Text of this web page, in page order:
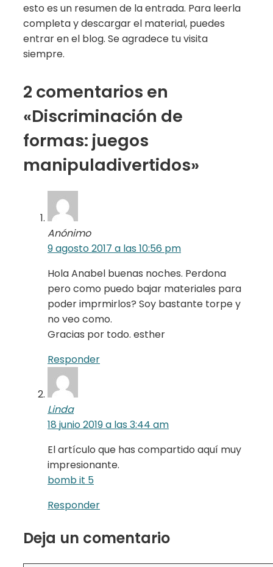
esto es un resumen de la entrada. Para leerla
completa y descargar el material, puedes
entrar en el blog. Se agradece tu visita
siempre.
2 comentarios en
«Discriminación de
formas: juegos
manipuladivertidos»
Anónimo
9 agosto 2017 a las 10:56 pm
Hola Anabel buenas noches. Perdona
pero como puedo bajar materiales para
poder imprmirlos? Soy bastante torpe y
no veo como.
Gracias por todo. esther
Responder
Linda
18 junio 2019 a las 3:44 am
El artículo que has compartido aquí muy
impresionante.
bomb it 5
Responder
Deja un comentario